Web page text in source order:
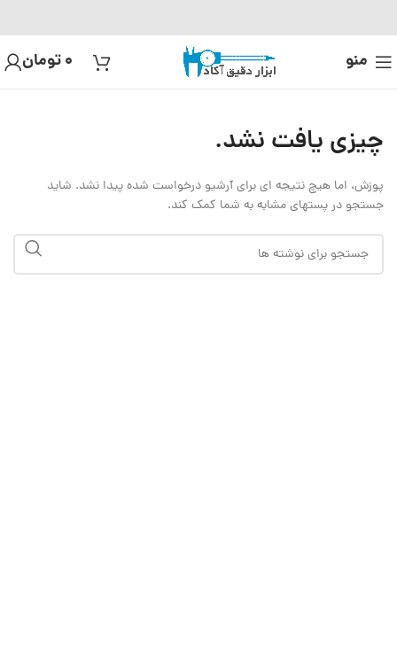
منو 0تومان
چیزی یافت نشد.
پوزش، اما هیچ نتیجه ای برای آرشیو درخواست شده پیدا نشد. شاید
جستجو در پستهای مشابه به شما کمک کند.